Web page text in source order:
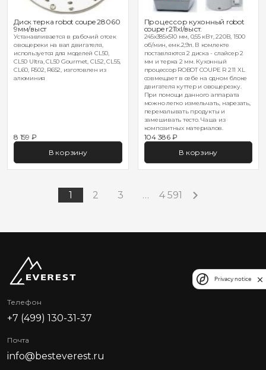
Диск терка robot coupe 28060
9мм/выст
Устанавливается в рабочий отсек
овощереки на вал двигателя,
используется для моделей CL50,
CL50 Ultra, CL50 Gourmet, CL52, CL55,
CL60, R502, R652, изготовлен из
алюминия
8 159 ₽
В корзину
Процессор кухонный robot
coupe r211xl/выст.
245х385х510 мм, 0,55 кВт, 220В, 1500
об/мин, емк.2,9л. В комлекте
поставляются 2 диска - слайсер 2
мм и терка 2 мм. Кухонный
процессор ROBOT COUPE R 211 XL
совмещает в себе на одном блоке
двигателя куттер и овощерезку.
При помощи данного аппарата
можно легко измельчать, нарезать,
перемалывать продукты и
замешивать тесто. Чаша из
композитных материалов.
104 386 ₽
В корзину
1 2 3 … 4 591
Телефон
+7 (499) 130-31-37
Почта
info@besteverest.ru
Privacy notice